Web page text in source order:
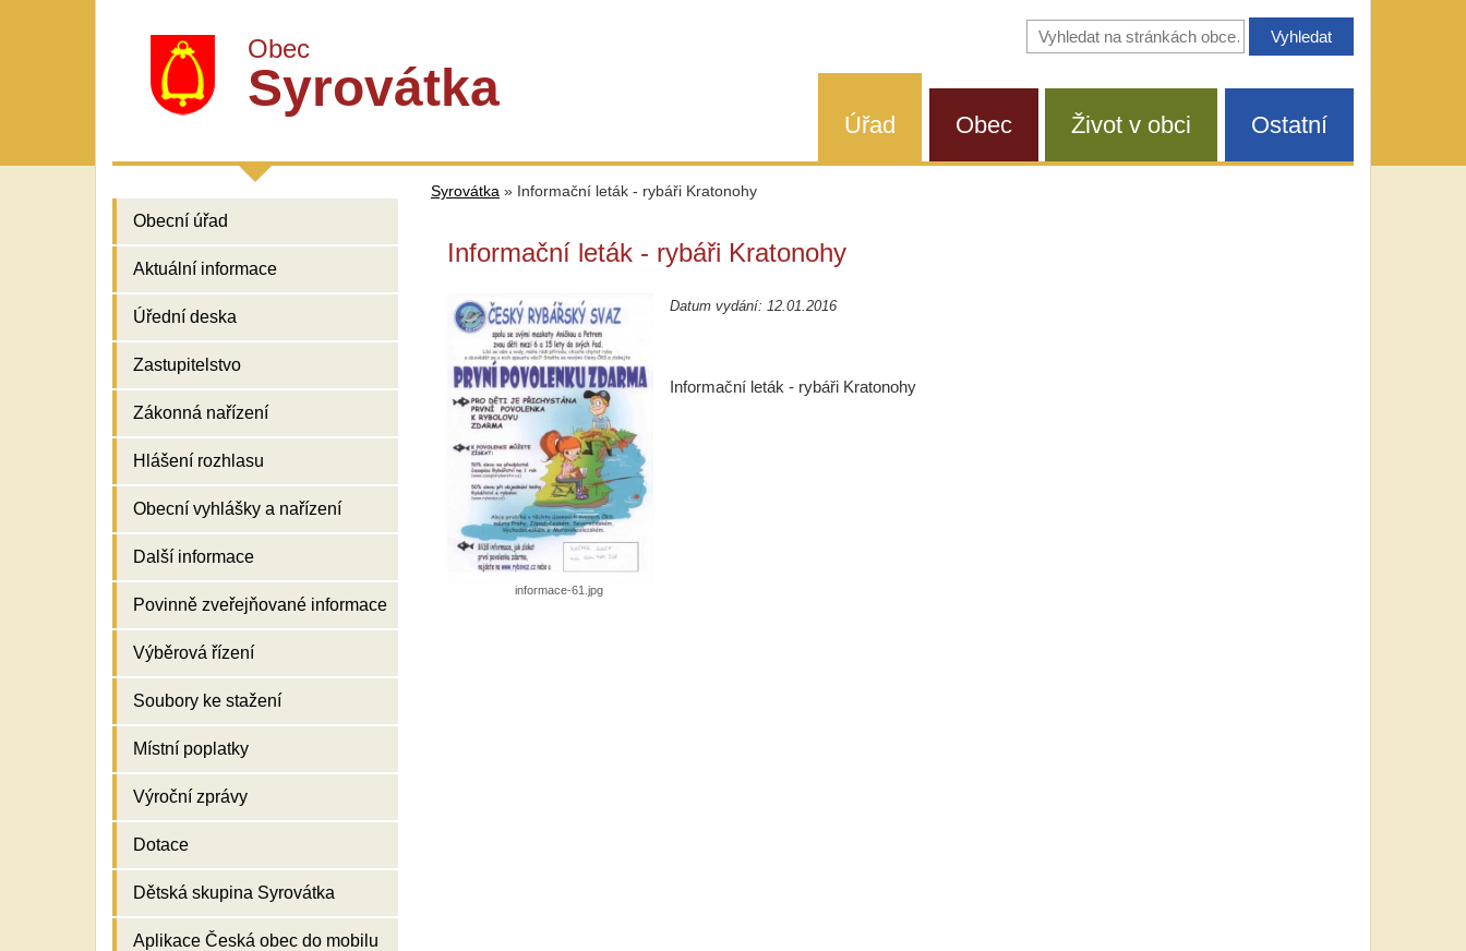
Obec
Syrovátka
Vyhledávání
na
Úřad Obec Život v obci Ostatní
Obecní úřad
Aktuální informace
Úřední deska
Zastupitelstvo
Zákonná nařízení
Hlášení rozhlasu
Obecní vyhlášky a nařízení
Další informace
Povinně zveřejňované informace
Výběrová řízení
Soubory ke stažení
Místní poplatky
Výroční zprávy
Dotace
Dětská skupina Syrovátka
Aplikace Česká obec do mobilu
Syrovátka » Informační leták - rybáři Kratonohy
Informační leták - rybáři Kratonohy
informace-61.jpg
Datum vydání: 12.01.2016
Informační leták - rybáři Kratonohy